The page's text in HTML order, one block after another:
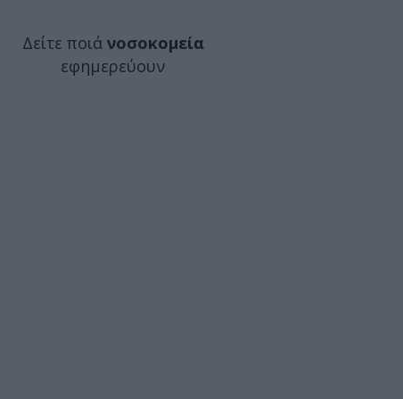
Δείτε ποιά νοσοκομεία
εφημερεύουν